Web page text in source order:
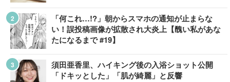
「何これ…!?」朝からスマホの通知が止まらな
い！誤投稿画像が拡散され大炎上【醜い私があな
たになるまで #19】
須田亜香里、ハイキング後の入浴ショット公開
「ドキッとした」「肌が綺麗」と反響